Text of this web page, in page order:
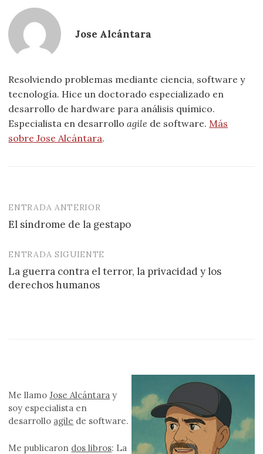
Jose Alcántara
Resolviendo problemas mediante ciencia, software y
tecnología. Hice un doctorado especializado en
desarrollo de hardware para análisis químico.
Especialista en desarrolloagile de software. Más
sobre Jose Alcántara.
Navegación
de
entradas
ENTRADA ANTERIOR
El síndrome de la gestapo
ENTRADA SIGUIENTE
La guerra contra el terror, la privacidad y los
derechos humanos
Me llamoJose Alcántara y
soy especialista en
desarrollo agile de software.
Me publicaron dos libros: La